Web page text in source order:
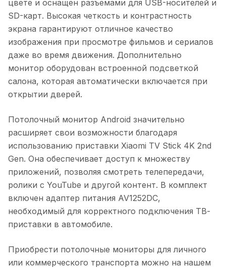
цвете и оснащен разъемами для USB-носителей и
SD-карт. Высокая четкость и контрастность
экрана гарантируют отличное качество
изображения при просмотре фильмов и сериалов
даже во время движения. Дополнительно
монитор оборудован встроенной подсветкой
салона, которая автоматически включается при
открытии дверей.
Потолочный монитор Android значительно
расширяет свои возможности благодаря
использованию приставки Xiaomi TV Stick 4K 2nd
Gen. Она обеспечивает доступ к множеству
приложений, позволяя смотреть телепередачи,
ролики с YouTube и другой контент. В комплект
включен адаптер питания AV1252DC,
необходимый для корректного подключения ТВ-
приставки в автомобиле.
Приобрести потолочные мониторы для личного
или коммерческого транспорта можно на нашем